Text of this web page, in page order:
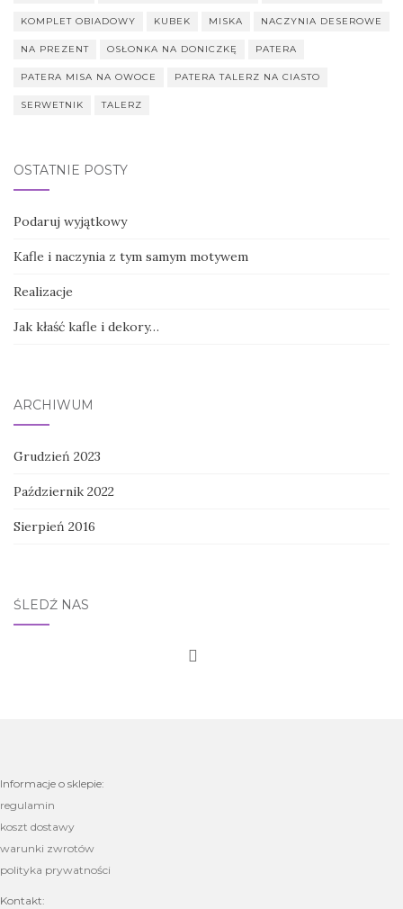
KOMPLET OBIADOWY KUBEK MISKA NACZYNIA DESEROWE
NA PREZENT OSŁONKA NA DONICZKĘ PATERA
PATERA MISA NA OWOCE PATERA TALERZ NA CIASTO
SERWETNIK TALERZ
OSTATNIE POSTY
Podaruj wyjątkowy
Kafle i naczynia z tym samym motywem
Realizacje
Jak kłaść kafle i dekory…
ARCHIWUM
Grudzień 2023
Październik 2022
Sierpień 2016
ŚLEDŹ NAS
Informacje o sklepie:
regulamin
koszt dostawy
warunki zwrotów
polityka prywatności
Kontakt: